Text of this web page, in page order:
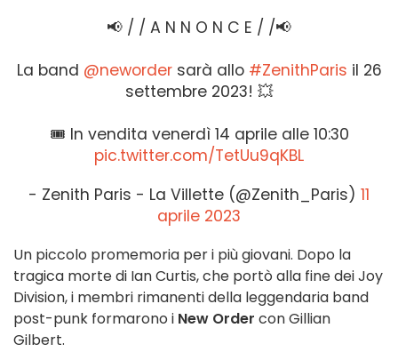
📢 / / A N N O N C E / /📢
La band @newordersarà allo #ZenithParis il 26
settembre 2023! 💥
🎟 In vendita venerdì 14 aprile alle 10:30
pic.twitter.com/TetUu9qKBL
- Zenith Paris - La Villette (@Zenith_Paris) 11
aprile 2023
Un piccolo promemoria per i più giovani. Dopo la
tragica morte di Ian Curtis, che portò alla fine dei Joy
Division, i membri rimanenti della leggendaria band
post-punk formarono i New Order con Gillian
Gilbert.